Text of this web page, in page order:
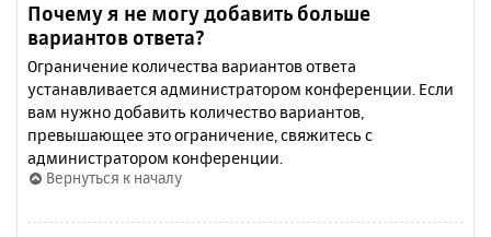
Почему я не могу добавить больше
вариантов ответа?
Ограничение количества вариантов ответа
устанавливается администратором конференции. Если
вам нужно добавить количество вариантов,
превышающее это ограничение, свяжитесь с
администратором конференции.
Вернуться к началу